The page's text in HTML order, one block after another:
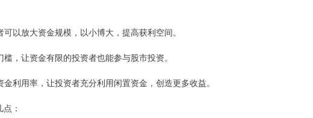
以放大资金规模，以小博大，提高获利空间。
，让资金有限的投资者也能参与股市投资。
利用率，让投资者充分利用闲置资金，创造更多收益。
：